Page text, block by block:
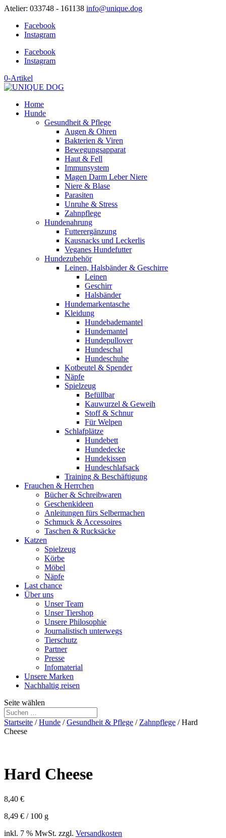
Atelier: 033748 - 161138 info@unique.dog
Facebook
Instagram
Facebook
Instagram
0-Artikel
Home
Hunde
Gesundheit & Pflege
Augen & Ohren
Bakterien & Viren
Bewegungsapparat
Haut & Fell
Immunsystem
Magen Darm Leber Niere
Niere & Blase
Parasiten
Unruhe & Stress
Zahnpflege
Hundenahrung
Futterergänzung
Kausnacks und Leckerlis
Veganes Hundefutter
Hundezubehör
Leinen, Halsbänder & Geschirre
Leinen
Geschirr
Halsbänder
Hundemarkentasche
Kleidung
Hundebademantel
Hundemantel
Hundepullover
Hundeschal
Hundeschuhe
Kotbeutel & Spender
Näpfe
Spielzeug
Befüllbar
Kauwurzel & Geweih
Stoff & Schnur
Für Welpen
Schlafplätze
Hundebett
Hundedecke
Hundekissen
Hundeschlafsack
Training & Beschäftigung
Frauchen & Herrchen
Bücher & Schreibwaren
Geschenkideen
Anleitungen fürs Selbermachen
Schmuck & Accessoires
Taschen & Rucksäcke
Katzen
Spielzeug
Körbe
Möbel
Näpfe
Last chance
Über uns
Unser Team
Unser Tiershop
Unsere Philosophie
Journalistisch unterwegs
Tierschutz
Partner
Presse
Infomaterial
Unsere Marken
Nachhaltig reisen
Seite wählen
Startseite /Hunde /Gesundheit & Pflege / Zahnpflege / Hard
Cheese
Hard Cheese
8,40 €
8,49 € / 100 g
inkl. 7 % MwSt. zzgl. Versandkosten